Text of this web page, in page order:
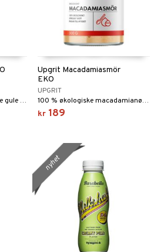
Økologiske kjerneløse store gule rosiner.
Upgrit Macadamiasmör
EKO
UPGRIT
100 % økologiske macadamianøtter – ingenting annet. Ingen tilsetningsstoffer, ingen sukker, ingen salt.
kr 189
nyhet